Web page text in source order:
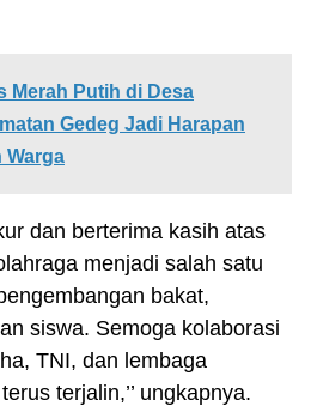
Merah Putih di Desa
Gedeg Jadi Harapan
Warga
dan berterima kasih atas
menjadi salah satu
bakat,
siswa. Semoga kolaborasi
TNI, dan lembaga
terjalin,’’ ungkapnya.